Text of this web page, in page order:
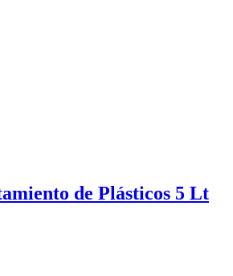
de Plásticos 5 Lt